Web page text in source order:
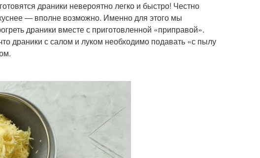
драники невероятно легко и быстро! Честно
— вполне возможно. Именно для этого мы
драники вместе с приготовленной «приправой».
драники с салом и луком необходимо подавать «с пылу